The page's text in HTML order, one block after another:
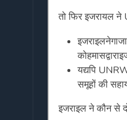
तो फिर इजरायल ने
यद्यपि
समूहों की
इजराइल ने कौन से